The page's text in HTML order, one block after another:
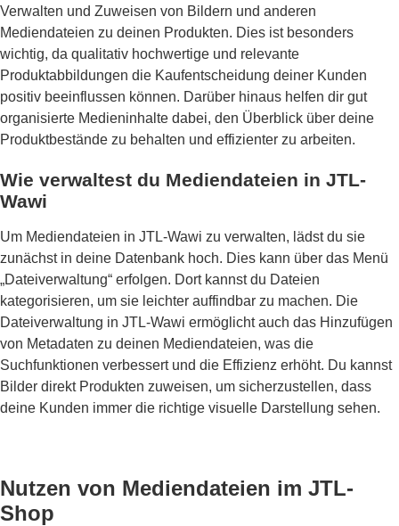
Verwalten und Zuweisen von Bildern und anderen
Mediendateien zu deinen Produkten. Dies ist besonders
wichtig, da qualitativ hochwertige und relevante
Produktabbildungen die Kaufentscheidung deiner Kunden
positiv beeinflussen können. Darüber hinaus helfen dir gut
organisierte Medieninhalte dabei, den Überblick über deine
Produktbestände zu behalten und effizienter zu arbeiten.
Wie verwaltest du Mediendateien in JTL-
Wawi
Um Mediendateien in JTL-Wawi zu verwalten, lädst du sie
zunächst in deine Datenbank hoch. Dies kann über das Menü
„Dateiverwaltung“ erfolgen. Dort kannst du Dateien
kategorisieren, um sie leichter auffindbar zu machen. Die
Dateiverwaltung in JTL-Wawi ermöglicht auch das Hinzufügen
von Metadaten zu deinen Mediendateien, was die
Suchfunktionen verbessert und die Effizienz erhöht. Du kannst
Bilder direkt Produkten zuweisen, um sicherzustellen, dass
deine Kunden immer die richtige visuelle Darstellung sehen.
Nutzen von Mediendateien im JTL-
Shop